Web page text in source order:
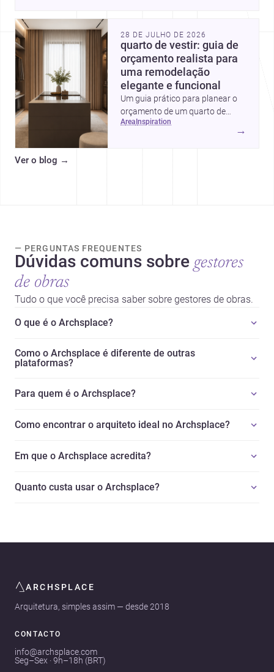
28 DE JULHO DE 2026
quarto de vestir: guia de
orçamento realista para
uma remodelação
elegante e funcional
Um guia prático para planear o
orçamento de um quarto de
vestir em Portugal, com
area inspiration
→
Ver o blog →
— PERGUNTAS FREQUENTES
Dúvidas comuns sobre gestores
de obras
Tudo o que você precisa saber sobre gestores de obras.
O que é o Archsplace?
Como o Archsplace é diferente de outras
plataformas?
Para quem é o Archsplace?
Como encontrar o arquiteto ideal no Archsplace?
Em que o Archsplace acredita?
Quanto custa usar o Archsplace?
ARCHSPLACE
Arquitetura, simples assim — desde 2018
CONTACTO
info@archsplace.com
Seg–Sex · 9h–18h (BRT)